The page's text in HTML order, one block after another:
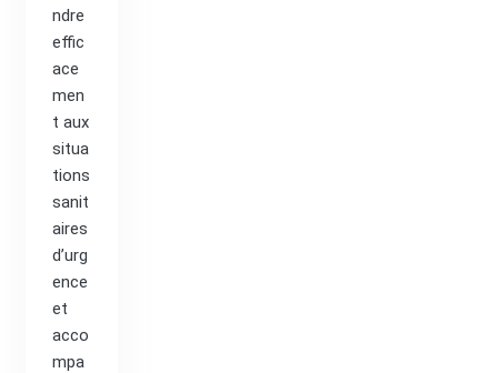
ndre
effic
ace
men
t aux
situa
tions
sanit
aires
d’urg
ence
et
acco
mpa